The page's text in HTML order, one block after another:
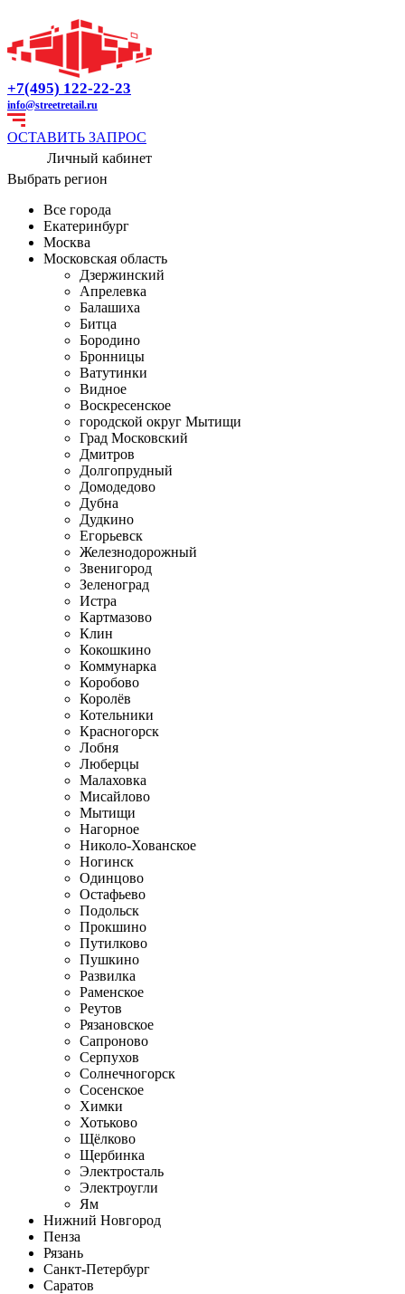
+7(495) 122-22-23
info@streetretail.ru
ОСТАВИТЬ ЗАПРОС
Личный кабинет
Выбрать регион
Все города
Екатеринбург
Москва
Московская область
Дзержинский
Апрелевка
Балашиха
Битца
Бородино
Бронницы
Ватутинки
Видное
Воскресенское
городской округ Мытищи
Град Московский
Дмитров
Долгопрудный
Домодедово
Дубна
Дудкино
Егорьевск
Железнодорожный
Звенигород
Зеленоград
Истра
Картмазово
Клин
Кокошкино
Коммунарка
Коробово
Королёв
Котельники
Красногорск
Лобня
Люберцы
Малаховка
Мисайлово
Мытищи
Нагорное
Николо-Хованское
Ногинск
Одинцово
Остафьево
Подольск
Прокшино
Путилково
Пушкино
Развилка
Раменское
Реутов
Рязановское
Сапроново
Серпухов
Солнечногорск
Сосенское
Химки
Хотьково
Щёлково
Щербинка
Электросталь
Электроугли
Ям
Нижний Новгород
Пенза
Рязань
Санкт-Петербург
Саратов